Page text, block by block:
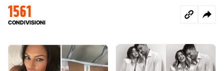
1561
CONDIVISIONI